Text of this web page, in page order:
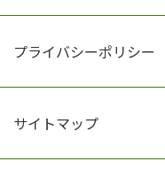
プライバシーポリシー
サイトマップ